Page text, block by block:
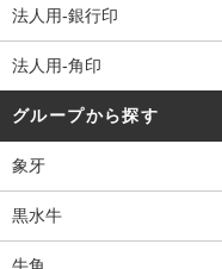
法人用-銀行印
法人用-角印
グループから探す
象牙
黒水牛